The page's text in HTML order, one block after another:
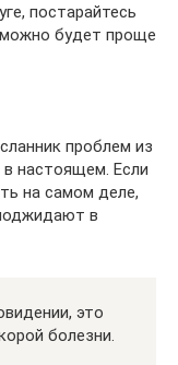
постарайтесь
будет проще
проблем из
в настоящем. Если
на самом деле,
в
это
болезни.